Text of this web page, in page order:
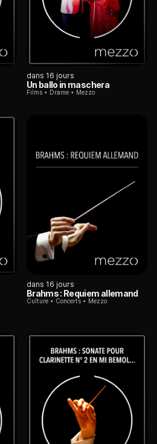
dans 16 jours
Un ballo in maschera
Films Drame Mezzo
dans 16 jours
Brahms : Requiem allemand
Culture Concerts Mezzo